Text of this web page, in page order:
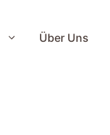
Über Uns